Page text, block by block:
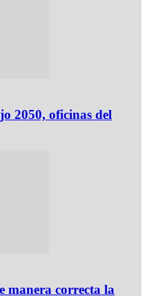
2050, oficinas del
manera correcta la